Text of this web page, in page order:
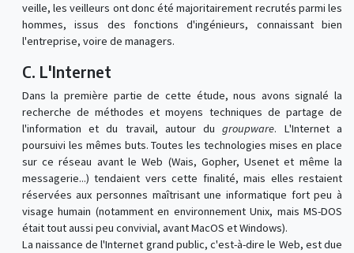
veille, les veilleurs ont donc été majoritairement recrutés parmi les
hommes, issus des fonctions d'ingénieurs, connaissant bien
l'entreprise, voire de managers.
C. L'Internet
Dans la première partie de cette étude, nous avons signalé la
recherche de méthodes et moyens techniques de partage de
l'information et du travail, autour dugroupware. L'Internet a
poursuivi les mêmes buts. Toutes les technologies mises en place
sur ce réseau avant le Web (Wais, Gopher, Usenet et même la
messagerie...) tendaient vers cette finalité, mais elles restaient
réservées aux personnes maîtrisant une informatique fort peu à
visage humain (notamment en environnement Unix, mais MS-DOS
était tout aussi peu convivial, avant MacOS et Windows).
La naissance de l'Internet grand public, c'est-à-dire le Web, est due